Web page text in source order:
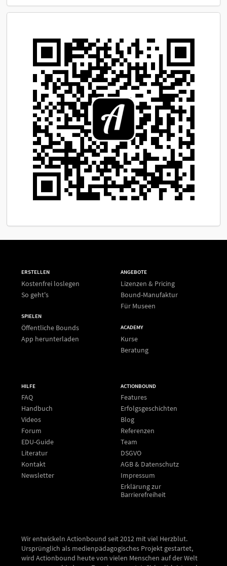
ERSTELLEN
Kostenfrei loslegen
So geht's
SPIELEN
Öffentliche Bounds
App herunterladen
ANGEBOTE
Lizenzen & Pricing
Bound-Manufaktur
Für Museen
ACADEMY
Kurse
Beratung
HILFE
FAQ
Handbuch
Videos
Forum
EDU-Guide
Literatur
Kontakt
Newsletter
ACTIONBOUND
Features
Erfolgsgeschichten
Blog
Referenzen
Team
DSGVO
AGB & Datenschutz
Impressum
Erklärung zur
Barrierefreiheit
Wir entwickeln Actionbound seit 2012 mit viel Herzblut.
Ursprünglich als medienpädagogisches Projekt gestartet,
wird Actionbound heute von vielen Menschen auf der Welt